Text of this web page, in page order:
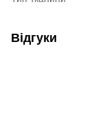
Відгуки